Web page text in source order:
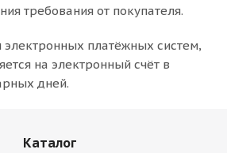
требования от покупателя.
платёжных систем,
на электронный счёт в
дней.
Каталог